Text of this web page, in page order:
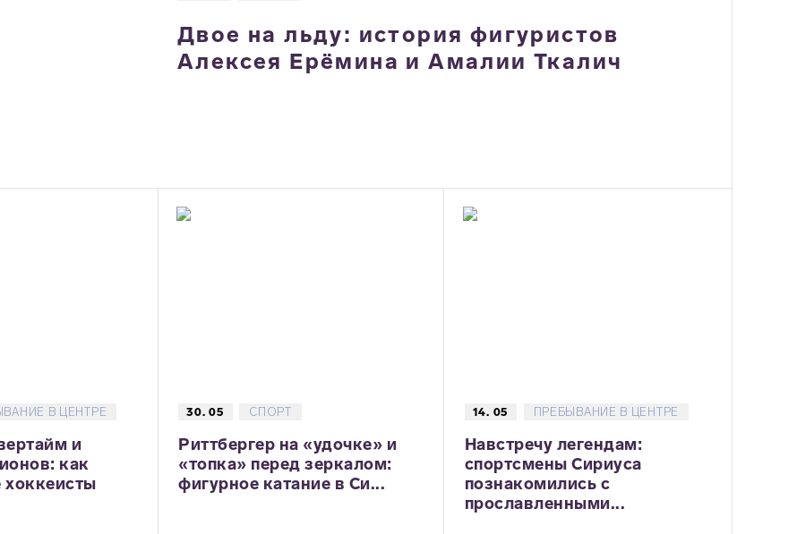
Двое на льду: история фигуристов
Алексея Ерёмина и Амалии Ткалич
В ЦЕНТРЕ
и
как
хоккеисты
30. 05 СПОРТ
Риттбергер на «удочке» и
«топка» перед зеркалом:
фигурное катание в Си...
14. 05 ПРЕБЫВАНИЕ В ЦЕНТРЕ
Навстречу легендам:
спортсмены Сириуса
познакомились с
прославленными...